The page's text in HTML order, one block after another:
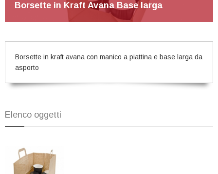
Borsette in Kraft Avana Base larga
Borsette in kraft avana con manico a piattina e base larga da
asporto
Elenco oggetti